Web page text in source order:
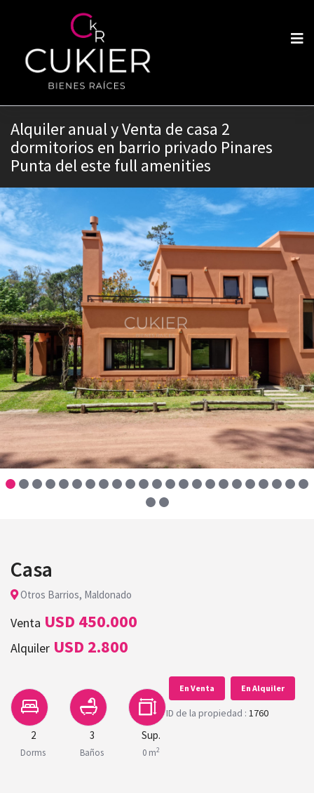
Alquiler anual y Venta de casa 2
dormitorios en barrio privado Pinares
Punta del este full amenities
Casa
Otros Barrios, Maldonado
Venta USD 450.000
Alquiler USD 2.800
2
Dorms
3
Baños
Sup.
0 m2
En Venta En Alquiler
ID de la propiedad : 1760